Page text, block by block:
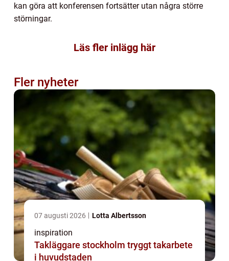
kan göra att konferensen fortsätter utan några större
störningar.
Läs fler inlägg här
Fler nyheter
07 augusti 2026 Lotta Albertsson
inspiration
Takläggare stockholm tryggt takarbete
i huvudstaden